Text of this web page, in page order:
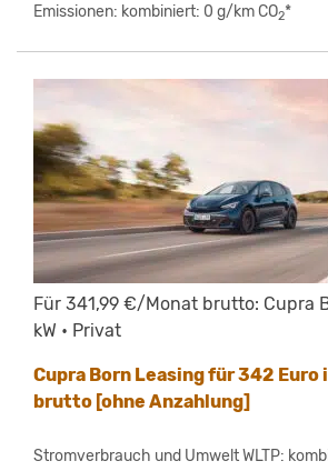
Emissionen: kombiniert: 0 g/km CO2*
Für 341,99 €/Monat brutto: Cupra
kW • Privat
Cupra Born Leasing für 342 Euro
brutto [ohne Anzahlung]
Stromverbrauch und Umwelt WLTP: